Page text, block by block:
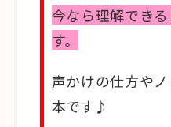
今なら理解でき
す。
声かけの仕方や
本です♪